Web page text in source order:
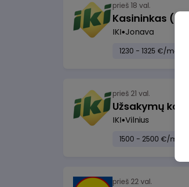
prieš 18 val.
IKI Jonava
1230 - 1325 €/mėn.
prieš 21 val.
IKI Vilnius
1500 - 2500 €/mėn.
prieš 22 val.